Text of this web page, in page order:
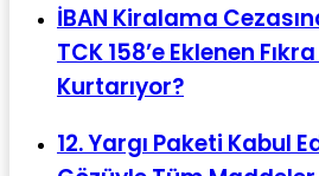
İBAN Kiralama
TCK 158’e Eklenen
Kurtarıyor?
12. Yargı Paketi Kabul